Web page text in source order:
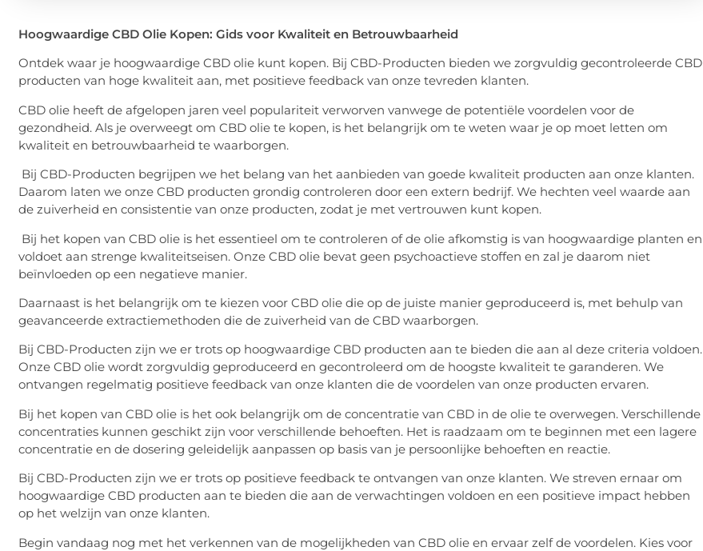
Hoogwaardige CBD Olie Kopen: Gids voor Kwaliteit en Betrouwbaarheid
Ontdek waar je hoogwaardige CBD olie kunt kopen. Bij CBD-Producten bieden we zorgvuldig gecontroleerde CBD
producten van hoge kwaliteit aan, met positieve feedback van onze tevreden klanten.
CBD olie heeft de afgelopen jaren veel populariteit verworven vanwege de potentiële voordelen voor de
gezondheid. Als je overweegt om CBD olie te kopen, is het belangrijk om te weten waar je op moet letten om
kwaliteit en betrouwbaarheid te waarborgen.
Bij CBD-Producten begrijpen we het belang van het aanbieden van goede kwaliteit producten aan onze klanten.
Daarom laten we onze CBD producten grondig controleren door een extern bedrijf. We hechten veel waarde aan
de zuiverheid en consistentie van onze producten, zodat je met vertrouwen kunt kopen.
Bij het kopen van CBD olie is het essentieel om te controleren of de olie afkomstig is van hoogwaardige planten en
voldoet aan strenge kwaliteitseisen. Onze CBD olie bevat geen psychoactieve stoffen en zal je daarom niet
beïnvloeden op een negatieve manier.
Daarnaast is het belangrijk om te kiezen voor CBD olie die op de juiste manier geproduceerd is, met behulp van
geavanceerde extractiemethoden die de zuiverheid van de CBD waarborgen.
Bij CBD-Producten zijn we er trots op hoogwaardige CBD producten aan te bieden die aan al deze criteria voldoen.
Onze CBD olie wordt zorgvuldig geproduceerd en gecontroleerd om de hoogste kwaliteit te garanderen. We
ontvangen regelmatig positieve feedback van onze klanten die de voordelen van onze producten ervaren.
Bij het kopen van CBD olie is het ook belangrijk om de concentratie van CBD in de olie te overwegen. Verschillende
concentraties kunnen geschikt zijn voor verschillende behoeften. Het is raadzaam om te beginnen met een lagere
concentratie en de dosering geleidelijk aanpassen op basis van je persoonlijke behoeften en reactie.
Bij CBD-Producten zijn we er trots op positieve feedback te ontvangen van onze klanten. We streven ernaar om
hoogwaardige CBD producten aan te bieden die aan de verwachtingen voldoen en een positieve impact hebben
op het welzijn van onze klanten.
Begin vandaag nog met het verkennen van de mogelijkheden van CBD olie en ervaar zelf de voordelen. Kies voor